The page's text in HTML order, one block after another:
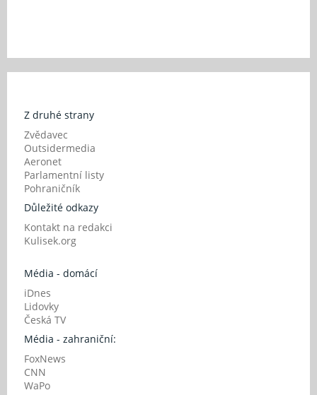
Z druhé strany
Zvědavec
Outsidermedia
Aeronet
Parlamentní listy
Pohraničník
Důležité odkazy
Kontakt na redakci
Kulisek.org
Média - domácí
iDnes
Lidovky
Česká TV
Média - zahraniční:
FoxNews
CNN
WaPo